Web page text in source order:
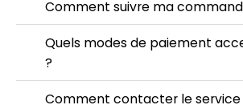
Comment suivre ma
Quels modes de paiement
?
Comment contacter le